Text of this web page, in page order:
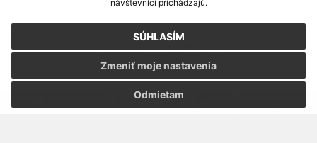
návštevníci prichádzajú.
SÚHLASÍM
Odmietam
Zmeniť moje nastavenia
webex.digital, s.r.o.,domény,registrácia domény
Posledná aktualizácia:06.08.2026
Vytlačiť stránku|Vyhlásenie o prístupnosti